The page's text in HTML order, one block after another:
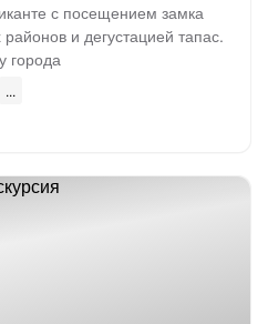
с посещением замка
и дегустацией тапас.
города